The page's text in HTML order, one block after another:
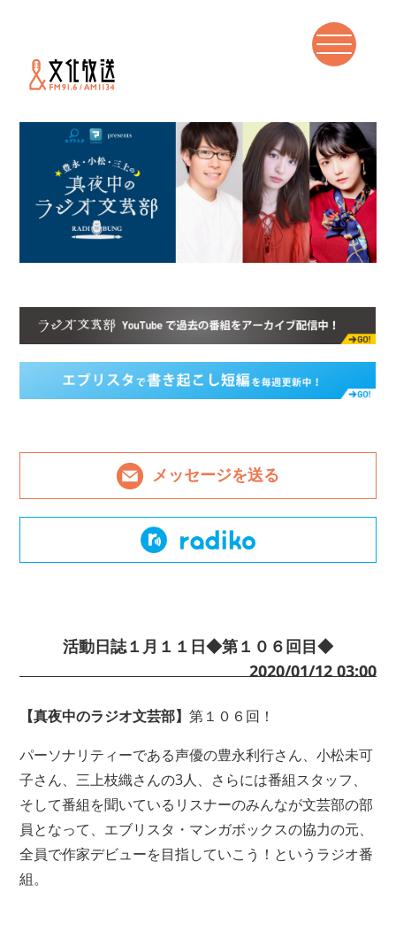
メッセージを送る
活動日誌１月１１日◆第１０６回目◆
2020/01/12 03:00
【真夜中のラジオ文芸部】第１０６回！
パーソナリティーである声優の豊永利行さん、小松未可
子さん、三上枝織さんの3人、さらには番組スタッフ、
そして番組を聞いているリスナーのみんなが文芸部の部
員となって、エブリスタ・マンガボックスの協力の元、
全員で作家デビューを目指していこう！というラジオ番
組。